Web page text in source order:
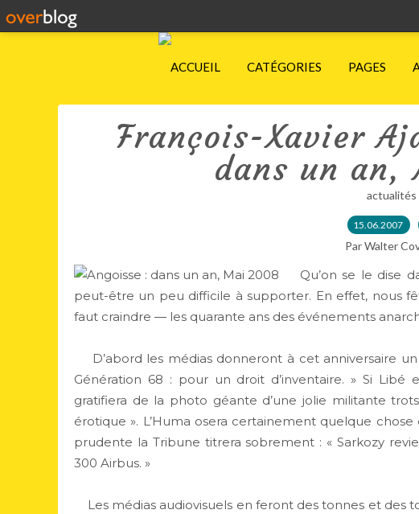
ACCUEIL CATÉGORIES PAGES
François-Xavier
dans un an,
actualités
15.06.2007
Par Walter
Qu’on se le dise
peut-être un peu difficile à supporter. En effet, nous
faut craindre — les quarante ans des événements
D’abord les médias donneront à cet anniversaire
Génération 68 : pour un droit d’inventaire. » Si Libé
gratifiera de la photo géante d’une jolie militante
érotique ». L’Huma osera certainement quelque
prudente la Tribune titrera sobrement : « Sarkozy
300 Airbus. »
Les médias audiovisuels en feront des tonnes et des